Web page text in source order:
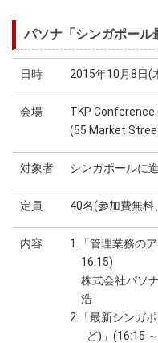
パソナ「シンガポール
日時 2015年10月8日(
会場
TKP
(55 Market
対象者 シンガポールに
定員 40名(参加費無料
内容
1.「管理業務の
16:15)
株式会社パソ
浩
2.「最新シンガ
ど)」(16:15